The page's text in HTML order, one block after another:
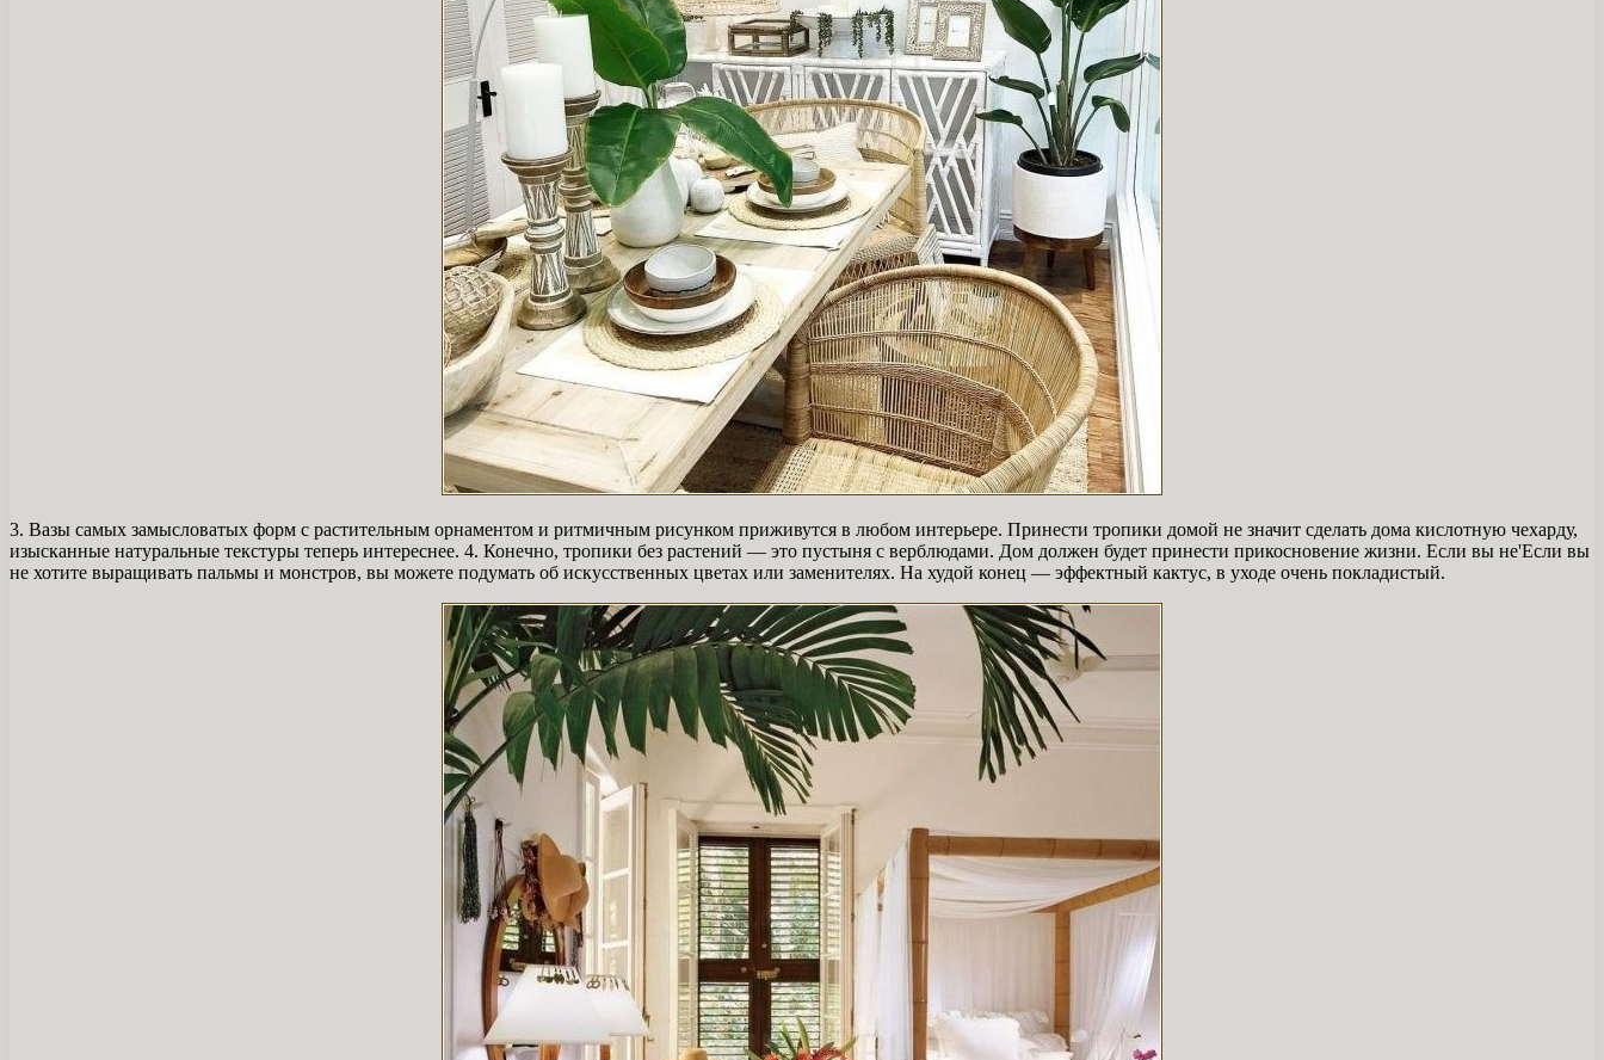
3. Вазы самых замысловатых форм с растительным орнаментом и ритмичным рисунком приживутся в любом интерьере. Принести тропики домой не значит сделать дома кислотную чехарду,
изысканные натуральные текстуры теперь интереснее. 4. Конечно, тропики без растений — это пустыня с верблюдами. Дом должен будет принести прикосновение жизни. Если вы не'Если вы
не хотите выращивать пальмы и монстров, вы можете подумать об искусственных цветах или заменителях. На худой конец — эффектный кактус, в уходе очень покладистый.